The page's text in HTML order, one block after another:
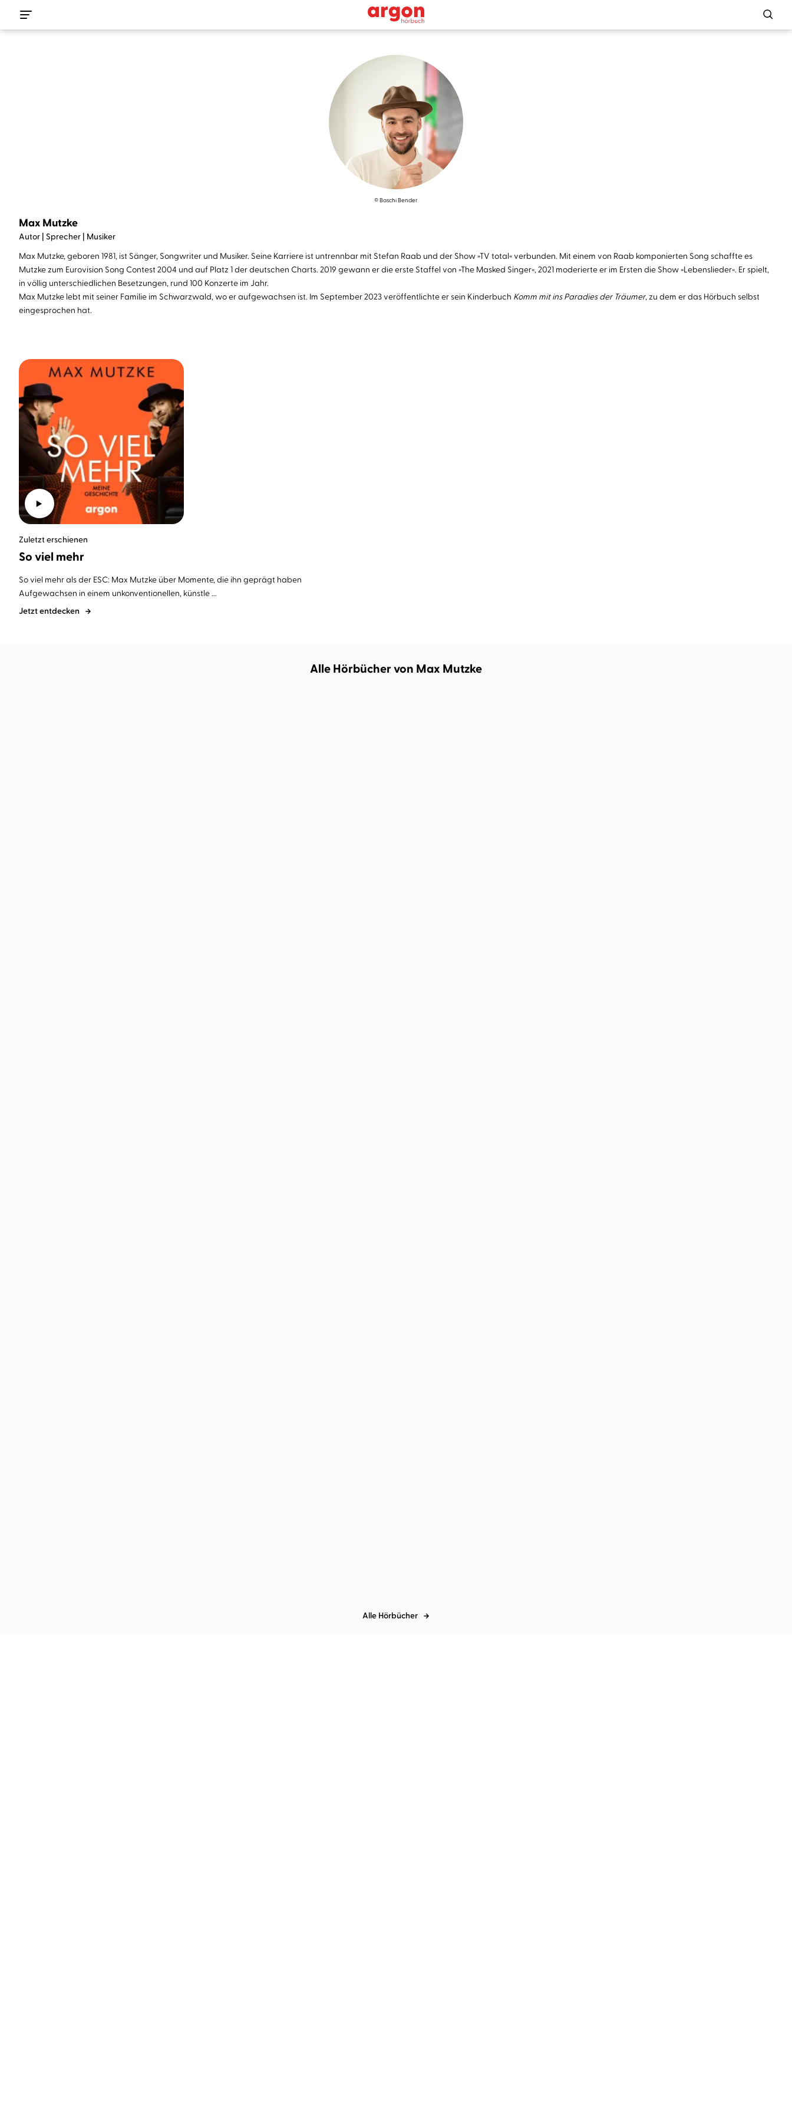
© Baschi Bender
Max Mutzke
Autor | Sprecher | Musiker
Max Mutzke, geboren 1981, ist Sänger, Songwriter und Musiker. Seine Karriere ist untrennbar mit Stefan Raab und der Show »TV total« verbunden. Mit einem von Raab komponierten Song schaffte es
Mutzke zum Eurovision Song Contest 2004 und auf Platz 1 der deutschen Charts. 2019 gewann er die erste Staffel von »The Masked Singer«, 2021 moderierte er im Ersten die Show »Lebenslieder«. Er spielt,
in völlig unterschiedlichen Besetzungen, rund 100 Konzerte im Jahr.
Max Mutzke lebt mit seiner Familie im Schwarzwald, wo er aufgewachsen ist. Im September 2023 veröffentlichte er sein Kinderbuch Komm mit ins Paradies der Träumer, zu dem er das Hörbuch selbst
eingesprochen hat.
Zuletzt erschienen
So viel mehr
So viel mehr als der ESC: Max Mutzke über Momente, die ihn geprägt haben
Aufgewachsen in einem unkonventionellen, künstle ...
Jetzt entdecken
Alle Hörbücher von Max Mutzke
Alle Hörbücher